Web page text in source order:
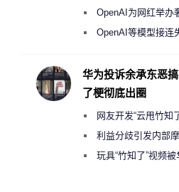
《人工智能法案》全新
OpenAI为网红举办
2000美元一晚 遭讽“反
OpenAI等模型接连
华为投诉余承东恶
了梗彻底出圈
网友开发“云甩竹知
绕梁”利益分歧引发内部
曾将华为驻场工程师驱
玩具“竹知了”视频